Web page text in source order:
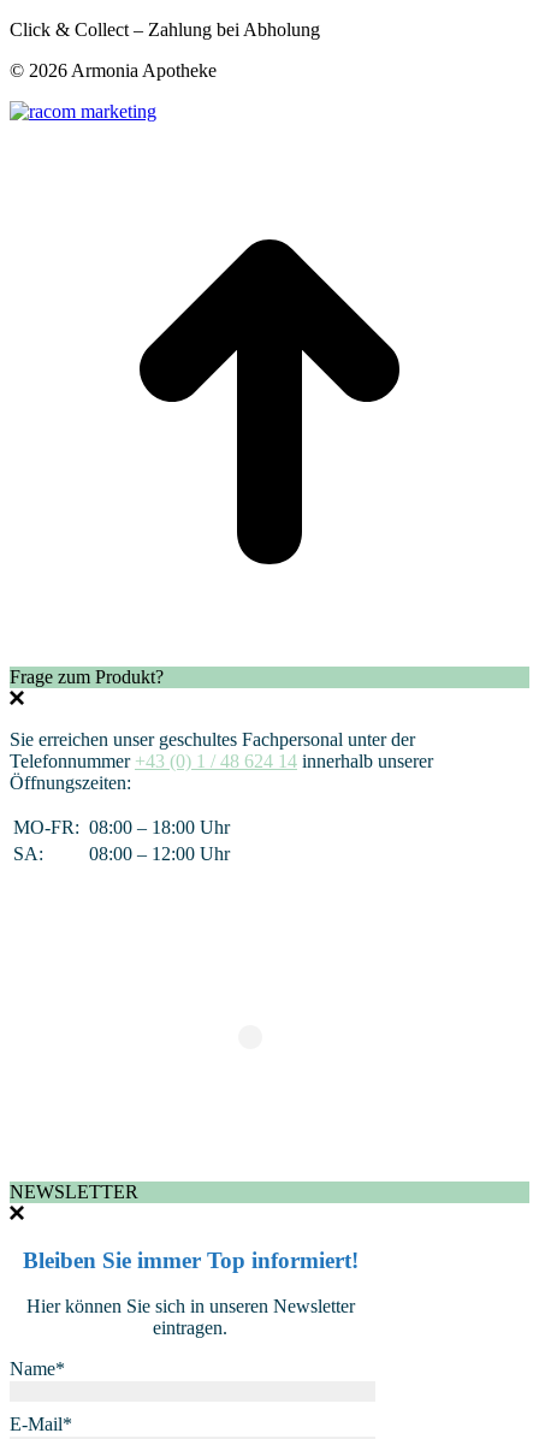
Click & Collect – Zahlung bei Abholung
© 2026 Armonia Apotheke
Frage zum Produkt?
Sie erreichen unser geschultes Fachpersonal unter der
Telefonnummer +43 (0) 1 / 48 624 14 innerhalb unserer
Öffnungszeiten:
MO-FR: 08:00 – 18:00 Uhr
SA:
08:00 – 12:00 Uhr
NEWSLETTER
Bleiben Sie immer Top informiert!
Hier können Sie sich in unseren Newsletter
eintragen.
Name*
E-Mail*